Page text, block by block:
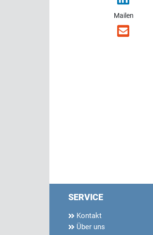
Mailen
SERVICE
Kontakt
Über uns